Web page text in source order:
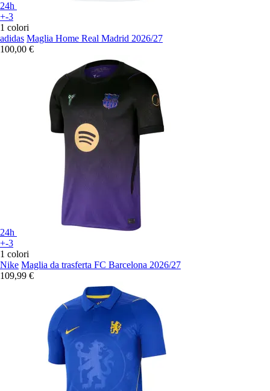
24h
+-3
1 colori
adidas Maglia Home Real Madrid 2026/27
100,00 €
24h
+-3
1 colori
Nike Maglia da trasferta FC Barcelona 2026/27
109,99 €